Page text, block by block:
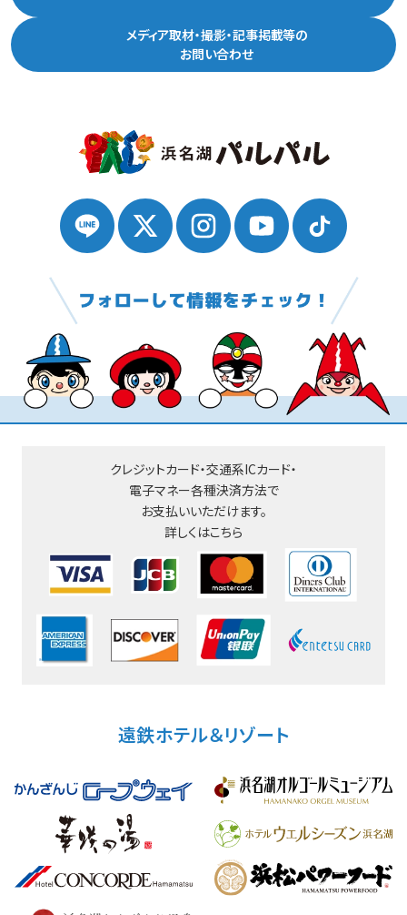
メディア取材・撮影・記事掲載等の
お問い合わせ
クレジットカード・交通系ICカード・
電子マネー各種決済方法で
お支払いいただけます。
詳しくはこちら
遠鉄ホテル＆リゾート